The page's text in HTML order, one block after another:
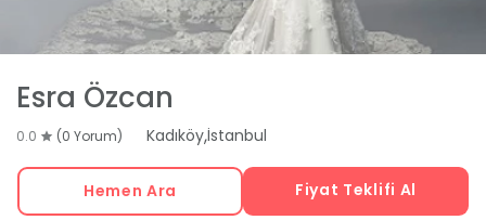
Esra Özcan
0.0 (0 Yorum) Kadıköy,İstanbul
Hemen Ara Fiyat Teklifi Al